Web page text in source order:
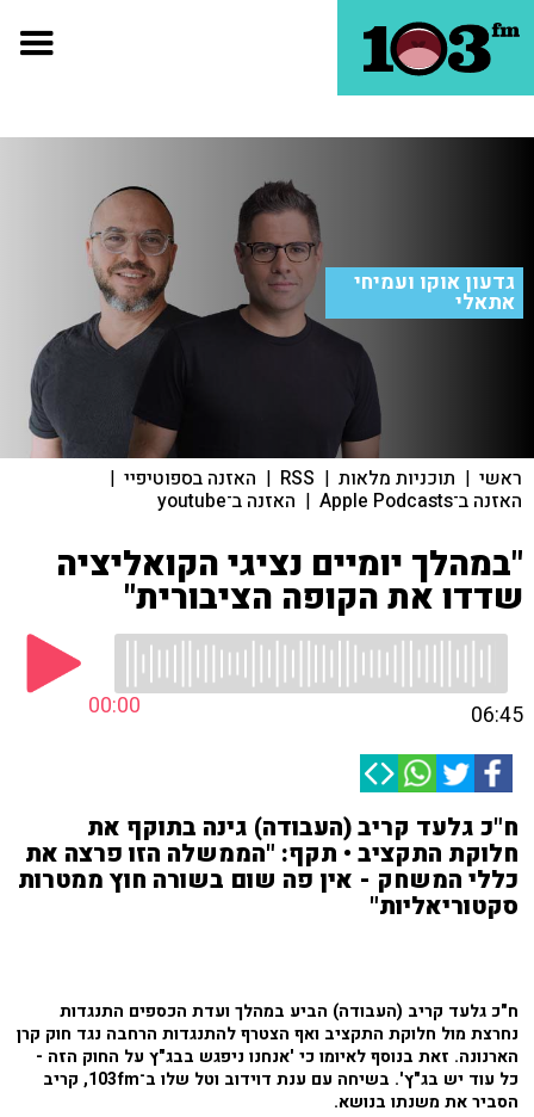
גדעון אוקו ועמיחי
אתאלי
ראשי | תוכניות מלאות |
RSS
| האזנה בספוטיפיי |
האזנה ב־Apple Podcasts | האזנה ב־youtube
"במהלך יומיים נציגי הקואליציה
שדדו את הקופה הציבורית"
00:00 06:45
ח"כ גלעד קריב (העבודה) גינה בתוקף את
חלוקת התקציב • תקף: "הממשלה הזו פרצה את
כללי המשחק - אין פה שום בשורה חוץ ממטרות
סקטוריאליות"
ח"כ גלעד קריב (העבודה) הביע במהלך ועדת הכספים התנגדות
נחרצת מול חלוקת התקציב ואף הצטרף להתנגדות הרחבה נגד חוק קרן
הארנונה. זאת בנוסף לאיומו כי 'אנחנו ניפגש בבג"ץ על החוק הזה -
כל עוד יש בג"ץ'. בשיחה עם ענת דוידוב וטל שלו ב־103fm, קריב
הסביר את משנתו בנושא.